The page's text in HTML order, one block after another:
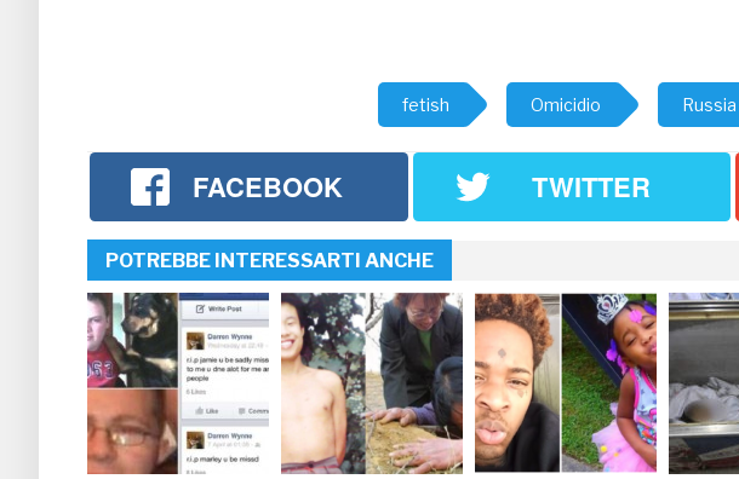
fetish Omicidio Russia
FACEBOOK TWITTER
POTREBBE INTERESSARTI ANCHE